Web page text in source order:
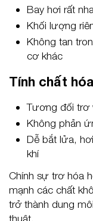
Bay hơi rất
Khối lượng
Không tan
cơ khác
Tính chất
Tương đối trơ
Không phản
Dễ bắt lửa,
khí
Chính sự trơ hóa
mạnh các chất
trở thành dung
thuật.